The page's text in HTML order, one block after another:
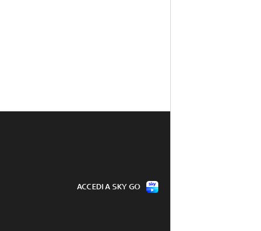
ACCEDI A SKY GO